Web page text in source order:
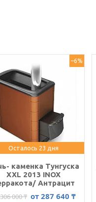
–6%
Осталось 23 дня
каменка Тунгуска
ХХL 2013 INOX
Антрацит
000 ₸ от 287 640 ₸